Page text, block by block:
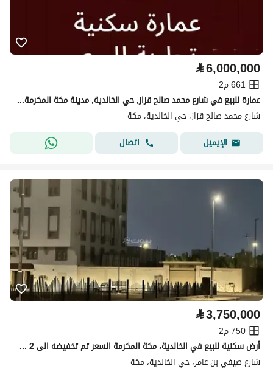
⃁6,000,000
661 م2
عمارة للبيع في شارع محمد صالح قزاز, حي الخالدية, مدينة مكة المكرمة, منطقة مكة المكرمة
شارع محمد صالح قزاز، حي الخالدية، مكة
الإيميل
اتصال
⃁3,750,000
750 م2
أرض سكنية للبيع في الخالدية، مكة المكرمة السعر تم تخفيضه الى 2 مليون و300 الف ريال للجاد فقط
شارع صيفي بن عامر، حي الخالدية، مكة